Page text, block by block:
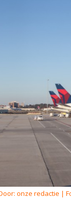
onze redactie |